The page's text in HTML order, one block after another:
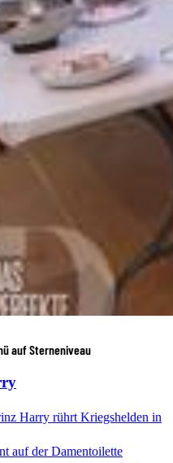
auf Sterneniveau
Harry rührt Kriegshelden in
auf der Damentoilette